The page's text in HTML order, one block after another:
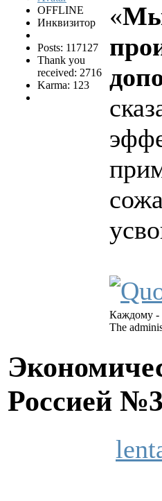
OFFLINE
Инквизитор
Posts: 117127
Thank you
received: 2716
Karma: 123
«Мы
Каждому -
The
Россией №3